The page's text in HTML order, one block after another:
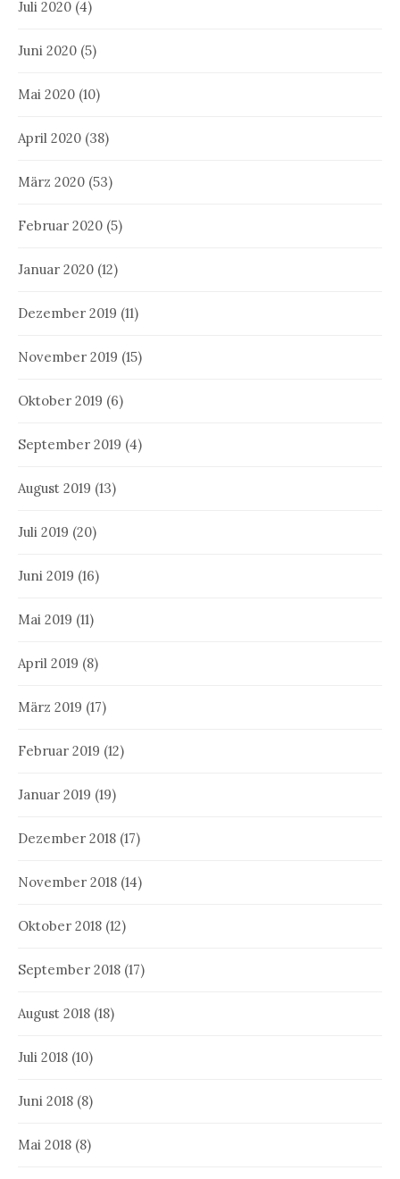
Juli 2020 (4)
Juni 2020 (5)
Mai 2020 (10)
April 2020 (38)
März 2020 (53)
Februar 2020 (5)
Januar 2020 (12)
Dezember 2019 (11)
November 2019 (15)
Oktober 2019 (6)
September 2019 (4)
August 2019 (13)
Juli 2019 (20)
Juni 2019 (16)
Mai 2019 (11)
April 2019 (8)
März 2019 (17)
Februar 2019 (12)
Januar 2019 (19)
Dezember 2018 (17)
November 2018 (14)
Oktober 2018 (12)
September 2018 (17)
August 2018 (18)
Juli 2018 (10)
Juni 2018 (8)
Mai 2018 (8)